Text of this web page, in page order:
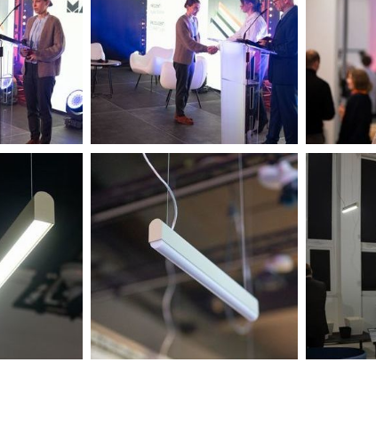
Niezbędne
Niezbędne pliki cookies służą do prawidłowego funkcjonowania strony internetowej i
komfortowe korzystanie z oferowanych przez nas usług.
Pliki cookies odpowiadają na podejmowane przez Ciebie działania w celu m.in.
ustawień preferencji prywatności, logowania czy wypełniania formularzy. Dzięki
strona, z której korzystasz, może działać bez zakłóceń.
Więcej
Funkcjonalne i personalizacyjne
Tego typu pliki cookies umożliwiają stronie internetowej zapamiętanie
ustawień oraz personalizację określonych funkcjonalności czy prezentowanych treści.
Dzięki tym plikom cookies możemy zapewnić Ci większy komfort korzystania z
naszej strony poprzez dopasowanie jej do Twoich indywidualnych preferencji.
funkcjonalne i personalizacyjne pliki cookies gwarantuje dostępność większej ilości
stronie.
Analityczne
Analityczne pliki cookies pomagają nam rozwijać się i dostosowywać do Twoich potrzeb.
Cookies analityczne pozwalają na uzyskanie informacji w zakresie wykorzystywania
internetowej, miejsca oraz częstotliwości, z jaką odwiedzane są nasze serwisy www.
nam na ocenę naszych serwisów internetowych pod względem ich popularności wśród
użytkowników. Zgromadzone informacje są przetwarzane w formie zanonimizowanej.
zgody na analityczne pliki cookies gwarantuje dostępność wszystkich funkcjonalności.
Więcej
Dzięki reklamowym plikom cookies prezentujemy Ci najciekawsze informacje i
ZAPISZ WYBRANE
ODRZUĆ WSZYSTKIE
ZEZWÓL NA WSZYSTKIE